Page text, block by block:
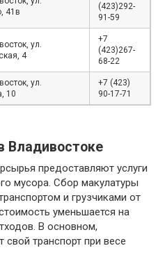
41в
(423)292-
91-59
ул.
4
+7
(423)267-
68-22
ул.
10
+7 (423)
90-17-71
Владивостоке
предоставляют услуги
мусора. Сбор макулатуры
и грузчиками от
уменьшается на
В основном,
свой транспорт при весе